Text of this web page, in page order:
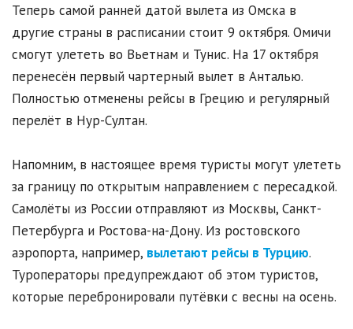
Теперь самой ранней датой вылета из Омска в
другие страны в расписании стоит 9 октября. Омичи
смогут улететь во Вьетнам и Тунис. На 17 октября
перенесён первый чартерный вылет в Анталью.
Полностью отменены рейсы в Грецию и регулярный
перелёт в Нур-Султан.
Напомним, в настоящее время туристы могут улететь
за границу по открытым направлением с пересадкой.
Самолёты из России отправляют из Москвы, Санкт-
Петербурга и Ростова-на-Дону. Из ростовского
аэропорта, например, вылетают рейсы в Турцию.
Туроператоры предупреждают об этом туристов,
которые перебронировали путёвки с весны на осень.